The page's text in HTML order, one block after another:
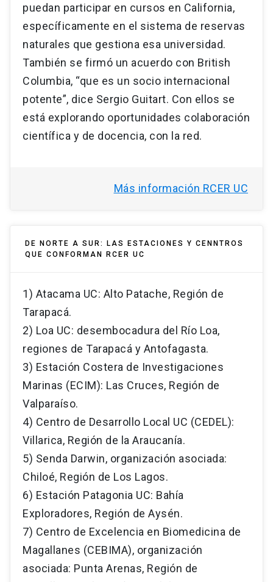
puedan participar en cursos en California,
específicamente en el sistema de reservas
naturales que gestiona esa universidad.
También se firmó un acuerdo con British
Columbia, “que es un socio internacional
potente”, dice Sergio Guitart. Con ellos se
está explorando oportunidades colaboración
científica y de docencia, con la red.
Más información RCER UC
DE NORTE A SUR: LAS ESTACIONES Y CENNTROS
QUE CONFORMAN RCER UC
1) Atacama UC: Alto Patache, Región de
Tarapacá.
2) Loa UC: desembocadura del Río Loa,
regiones de Tarapacá y Antofagasta.
3) Estación Costera de Investigaciones
Marinas (ECIM): Las Cruces, Región de
Valparaíso.
4) Centro de Desarrollo Local UC (CEDEL):
Villarica, Región de la Araucanía.
5) Senda Darwin, organización asociada:
Chiloé, Región de Los Lagos.
6) Estación Patagonia UC: Bahía
Exploradores, Región de Aysén.
7) Centro de Excelencia en Biomedicina de
Magallanes (CEBIMA), organización
asociada: Punta Arenas, Región de